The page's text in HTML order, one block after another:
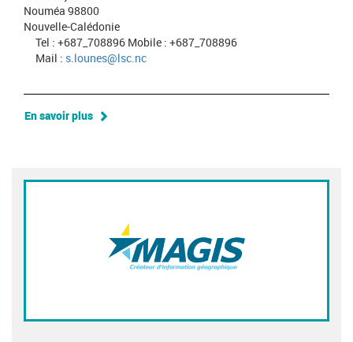
Nouméa 98800
Nouvelle-Calédonie
Tel : +687_708896 Mobile : +687_708896
Mail : s.lounes@lsc.nc
En savoir plus